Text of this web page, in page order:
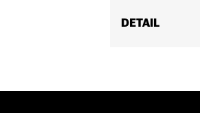
DETAIL
Additional